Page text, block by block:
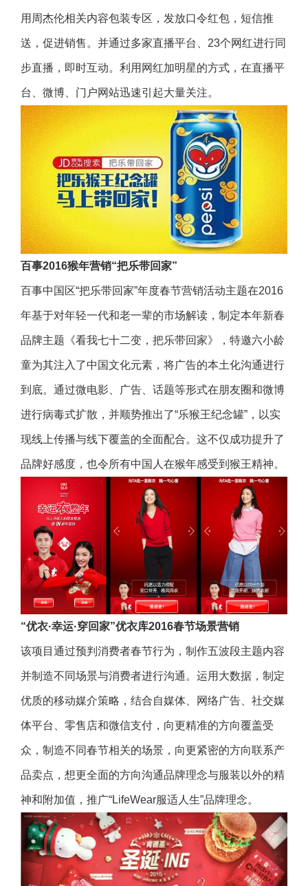
用周杰伦相关内容包装专区，发放口令红包，短信推
送，促进销售。并通过多家直播平台、23个网红进行同
步直播，即时互动。利用网红加明星的方式，在直播平
台、微博、门户网站迅速引起大量关注。
百事2016猴年营销“把乐带回家”
百事中国区“把乐带回家”年度春节营销活动主题在2016
年基于对年轻一代和老一辈的市场解读，制定本年新春
品牌主题《看我七十二变，把乐带回家》，特邀六小龄
童为其注入了中国文化元素，将广告的本土化沟通进行
到底。通过微电影、广告、话题等形式在朋友圈和微博
进行病毒式扩散，并顺势推出了“乐猴王纪念罐”，以实
现线上传播与线下覆盖的全面配合。这不仅成功提升了
品牌好感度，也令所有中国人在猴年感受到猴王精神。
“优衣·幸运·穿回家”优衣库2016春节场景营销
该项目通过预判消费者春节行为，制作五波段主题内容
并制造不同场景与消费者进行沟通。运用大数据，制定
优质的移动媒介策略，结合自媒体、网络广告、社交媒
体平台、零售店和微信支付，向更精准的方向覆盖受
众，制造不同春节相关的场景，向更紧密的方向联系产
品卖点，想更全面的方向沟通品牌理念与服装以外的精
神和附加值，推广“LifeWear服适人生”品牌理念。